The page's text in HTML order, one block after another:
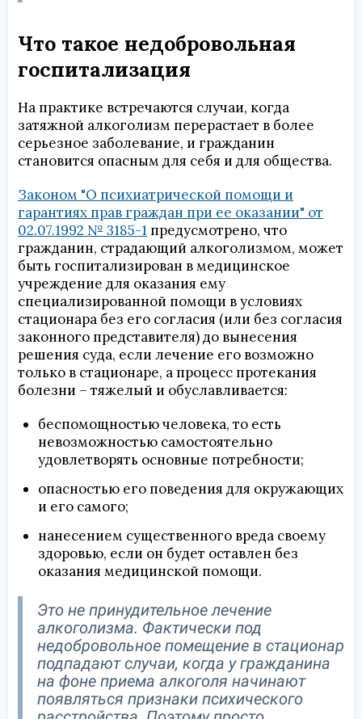
Что такое недобровольная
госпитализация
На практике встречаются случаи, когда
затяжной алкоголизм перерастает в более
серьезное заболевание, и гражданин
становится опасным для себя и для общества.
Законом "О психиатрической помощи и
гарантиях прав граждан при ее оказании" от
02.07.1992 № 3185-1 предусмотрено, что
гражданин, страдающий алкоголизмом, может
быть госпитализирован в медицинское
учреждение для оказания ему
специализированной помощи в условиях
стационара без его согласия (или без согласия
законного представителя) до вынесения
решения суда, если лечение его возможно
только в стационаре, а процесс протекания
болезни – тяжелый и обуславливается:
беспомощностью человека, то есть
невозможностью самостоятельно
удовлетворять основные потребности;
опасностью его поведения для окружающих
и его самого;
нанесением существенного вреда своему
здоровью, если он будет оставлен без
оказания медицинской помощи.
Это не принудительное лечение
алкоголизма. Фактически под
недобровольное помещение в стационар
подпадают случаи, когда у гражданина
на фоне приема алкоголя начинают
появляться признаки психического